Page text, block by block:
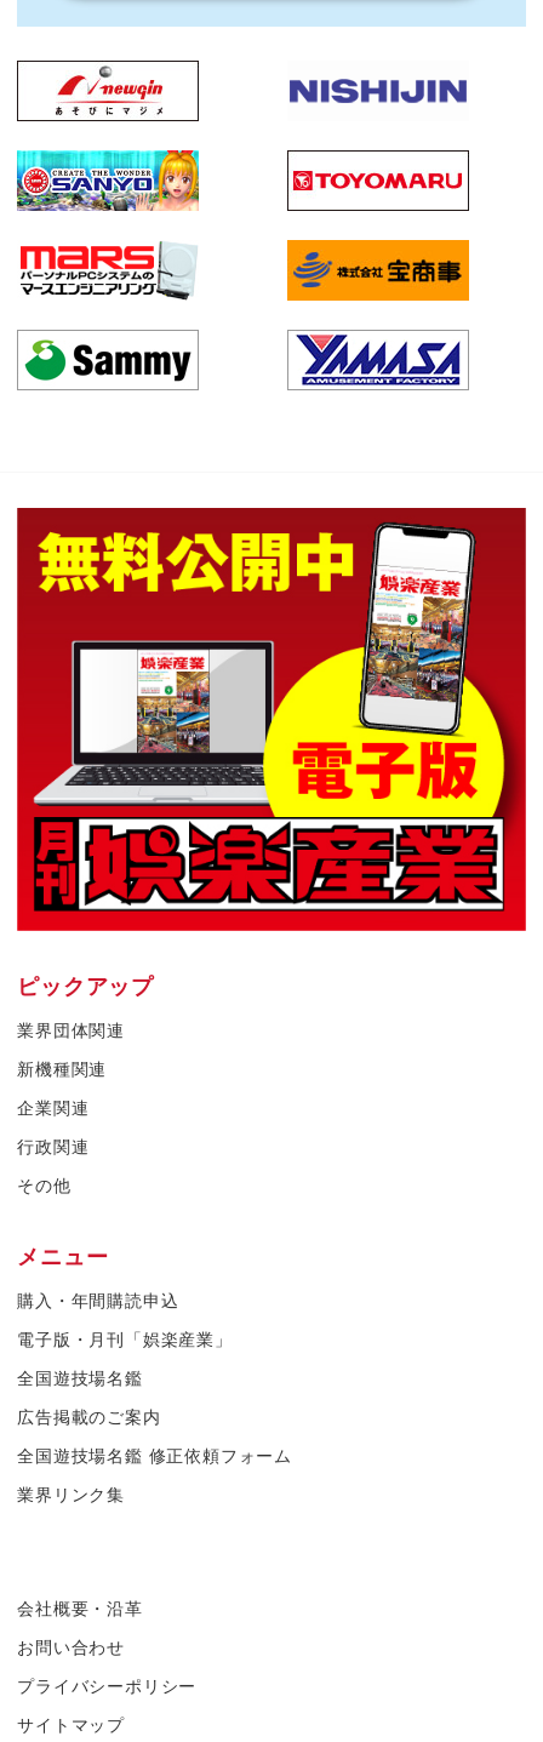
ピックアップ
業界団体関連
新機種関連
企業関連
行政関連
その他
メニュー
購入・年間購読申込
電子版・月刊「娯楽産業」
全国遊技場名鑑
広告掲載のご案内
全国遊技場名鑑 修正依頼フォーム
業界リンク集
会社概要・沿革
お問い合わせ
プライバシーポリシー
サイトマップ